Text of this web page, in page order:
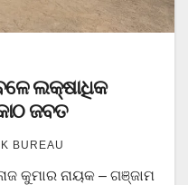
ଲକ୍ଷାଧିକ
ଜବତ
BUREAU
କୁମାର ନାୟକ – ଗଞ୍ଜାମ